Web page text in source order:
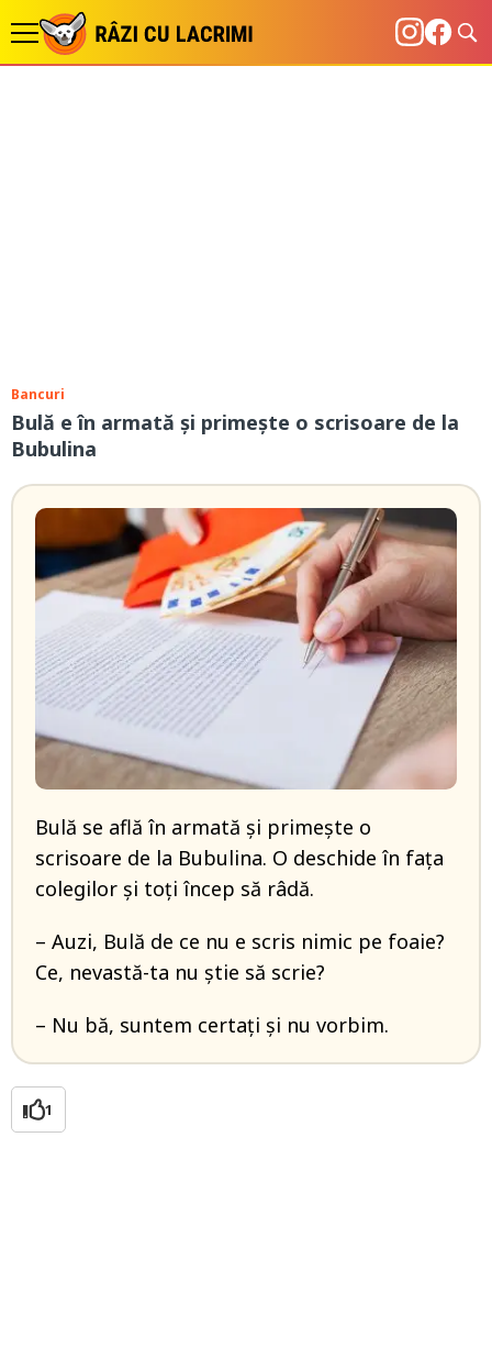
Bancuri
Bulă e în armată și primește o scrisoare de la
Bubulina
Bulă se află în armată și primește o
scrisoare de la Bubulina. O deschide în fața
colegilor și toți încep să râdă.
– Auzi, Bulă de ce nu e scris nimic pe foaie?
Ce, nevastă-ta nu știe să scrie?
– Nu bă, suntem certați și nu vorbim.
1